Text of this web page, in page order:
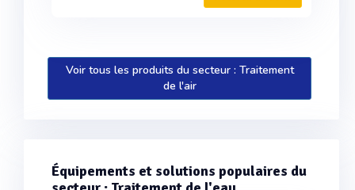
Voir tous les produits du secteur : Traitement
de l'air
Équipements et solutions populaires du